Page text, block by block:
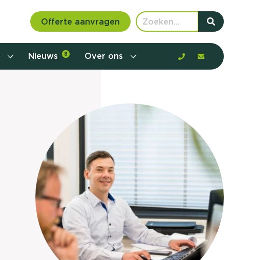
Offerte aanvragen
Relevantere communicatie en aanbod door de
customer journey, de barrières en gedrag in kaart te
brengen. Benieuwd hoe?
Nieuws 8 Over ons